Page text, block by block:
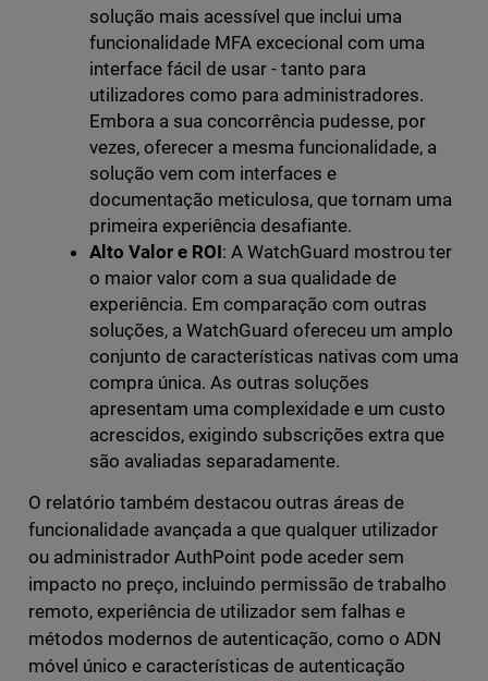
solução mais acessível que inclui uma
funcionalidade MFA excecional com uma
interface fácil de usar - tanto para
utilizadores como para administradores.
Embora a sua concorrência pudesse, por
vezes, oferecer a mesma funcionalidade, a
solução vem com interfaces e
documentação meticulosa, que tornam uma
primeira experiência desafiante.
Alto Valor e ROI: A WatchGuard mostrou ter
o maior valor com a sua qualidade de
experiência. Em comparação com outras
soluções, a WatchGuard ofereceu um amplo
conjunto de características nativas com uma
compra única. As outras soluções
apresentam uma complexidade e um custo
acrescidos, exigindo subscrições extra que
são avaliadas separadamente.
O relatório também destacou outras áreas de
funcionalidade avançada a que qualquer utilizador
ou administrador AuthPoint pode aceder sem
impacto no preço, incluindo permissão de trabalho
remoto, experiência de utilizador sem falhas e
métodos modernos de autenticação, como o ADN
móvel único e características de autenticação